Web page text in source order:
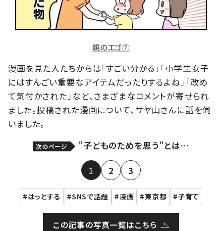
親のエゴ⑦
漫画を見た人たちからは「すごい分かる」「小学生女子
にはすんごい重要なアイテムだったりするよね」「改め
て気付かされた」など、さまざまなコメントが寄せられ
ました。投稿された漫画について、サヤ山さんに話を伺
いました。
次のページ ”子どものためを思う”とは…
1 2 3
はっとする SNSで話題 漫画 東京都 子育て
この記事の写真一覧はこちら